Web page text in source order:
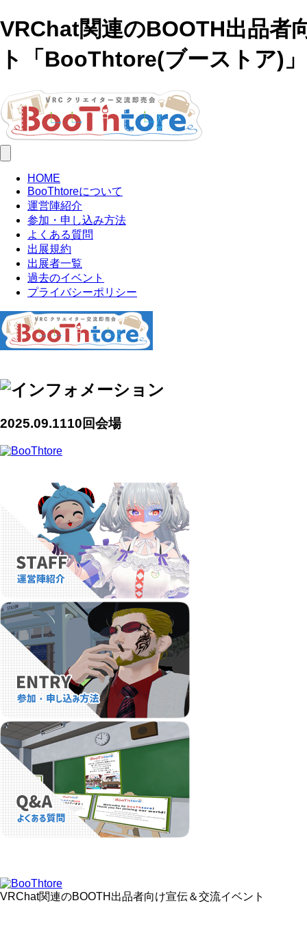
VRChat関連のBOOTH出品者
ト「BooThtore(ブーストア)」
HOME
BooThtoreについて
運営陣紹介
参加・申し込み方法
よくある質問
出展規約
出展者一覧
過去のイベント
プライバシーポリシー
2025.09.1110回会場
VRChat関連のBOOTH出品者向け宣伝＆交流イベント